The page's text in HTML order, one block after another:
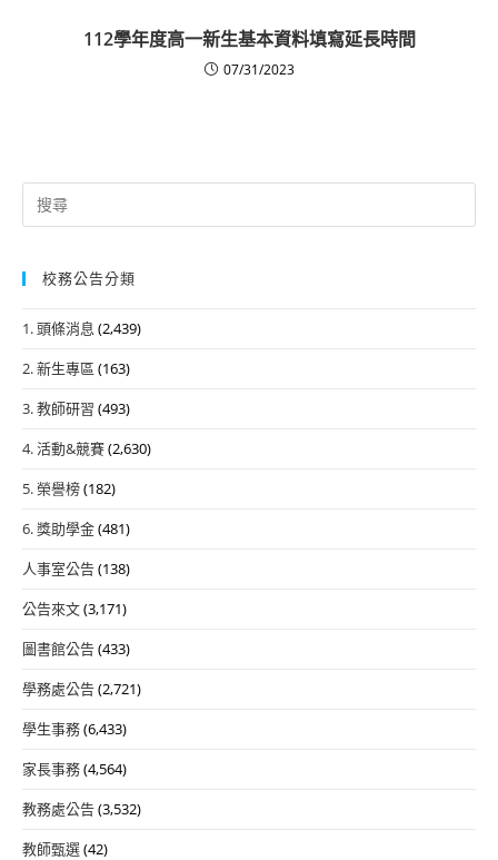
112學年度高一新生基本資料填寫延長時間
07/31/2023
Search
for:
校務公告分類
1. 頭條消息 (2,439)
2. 新生專區 (163)
3. 教師研習 (493)
4. 活動&競賽(2,630)
5. 榮譽榜(182)
6. 獎助學金(481)
人事室公告(138)
公告來文(3,171)
圖書館公告(433)
學務處公告(2,721)
學生事務(6,433)
家長事務(4,564)
教務處公告(3,532)
教師甄選(42)